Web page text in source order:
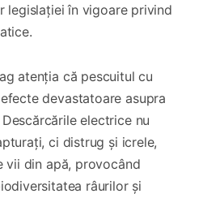
legislației în vigoare privind
atenția că pescuitul cu
devastatoare asupra
electrice nu
ci distrug și icrele,
vii din apă, provocând
râurilor și